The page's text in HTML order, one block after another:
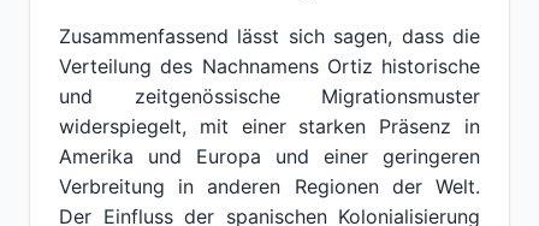
Zusammenfassend lässt sich sagen, dass die
Verteilung des Nachnamens Ortiz historische
und zeitgenössische Migrationsmuster
widerspiegelt, mit einer starken Präsenz in
Amerika und Europa und einer geringeren
Verbreitung in anderen Regionen der Welt.
Der Einfluss der spanischen Kolonialisierung